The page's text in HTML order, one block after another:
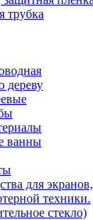
трубка
дереву
ванны
для
техники.
стекло)